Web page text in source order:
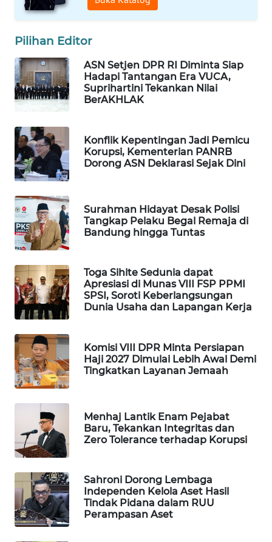
Pilihan Editor
ASN Setjen DPR RI Diminta Siap
Hadapi Tantangan Era VUCA,
Suprihartini Tekankan Nilai
BerAKHLAK
Konflik Kepentingan Jadi Pemicu
Korupsi, Kementerian PANRB
Dorong ASN Deklarasi Sejak Dini
Surahman Hidayat Desak Polisi
Tangkap Pelaku Begal Remaja di
Bandung hingga Tuntas
Toga Sihite Sedunia dapat
Apresiasi di Munas VIII FSP PPMI
SPSI, Soroti Keberlangsungan
Dunia Usaha dan Lapangan Kerja
Komisi VIII DPR Minta Persiapan
Haji 2027 Dimulai Lebih Awal Demi
Tingkatkan Layanan Jemaah
Menhaj Lantik Enam Pejabat
Baru, Tekankan Integritas dan
Zero Tolerance terhadap Korupsi
Sahroni Dorong Lembaga
Independen Kelola Aset Hasil
Tindak Pidana dalam RUU
Perampasan Aset
Wahana
Group
WAHANA
NEWS
WAHANA
WAHANA
ADVOKAT
WAHANA
INFRASTRUKTUR
WAHANA
WAHANA
LISTRIK
WAHANA
TRAVEL
WAHANA
TV
WAHANANEWS
ID
CO ID
WAHANANEWS
NET